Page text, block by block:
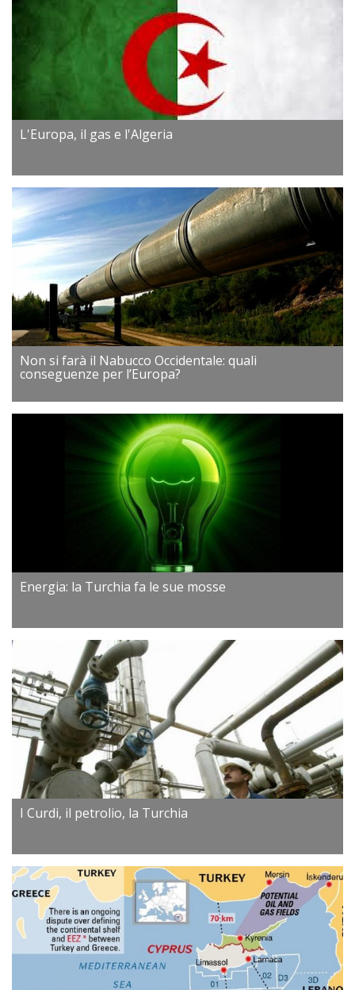
L'Europa, il gas e l'Algeria
Non si farà il Nabucco Occidentale: quali
conseguenze per l’Europa?
Energia: la Turchia fa le sue mosse
I Curdi, il petrolio, la Turchia